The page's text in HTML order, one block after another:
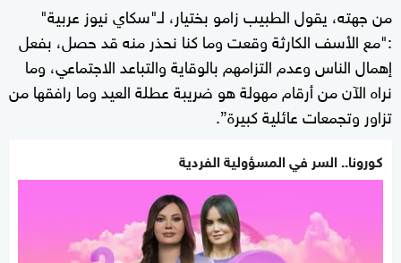
من جهته، يقول الطبيب زامو بختيار، لـ"سكاي نيوز عربية"
:"مع الأسف الكارثة وقعت وما كنا نحذر منه قد حصل، بفعل
إهمال الناس وعدم التزامهم بالوقاية والتباعد الاجتماعي، وما
نراه الآن من أرقام مهولة هو ضريبة عطلة العيد وما رافقها من
تزاور وتجمعات عائلية كبيرة”.
كورونا.. السر في المسؤولية الفردية